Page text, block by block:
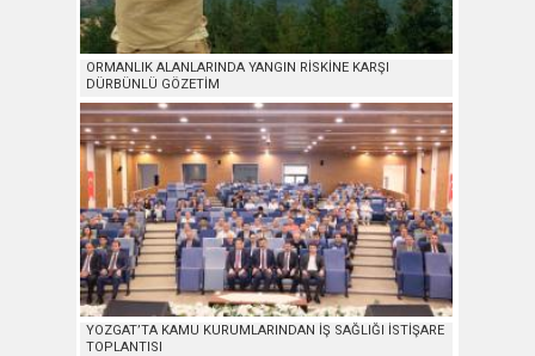
ORMANLIK ALANLARINDA YANGIN RİSKİNE KARŞI
DÜRBÜNLÜ GÖZETİM
YOZGAT’TA KAMU KURUMLARINDAN İŞ SAĞLIĞI İSTİŞARE
TOPLANTISI